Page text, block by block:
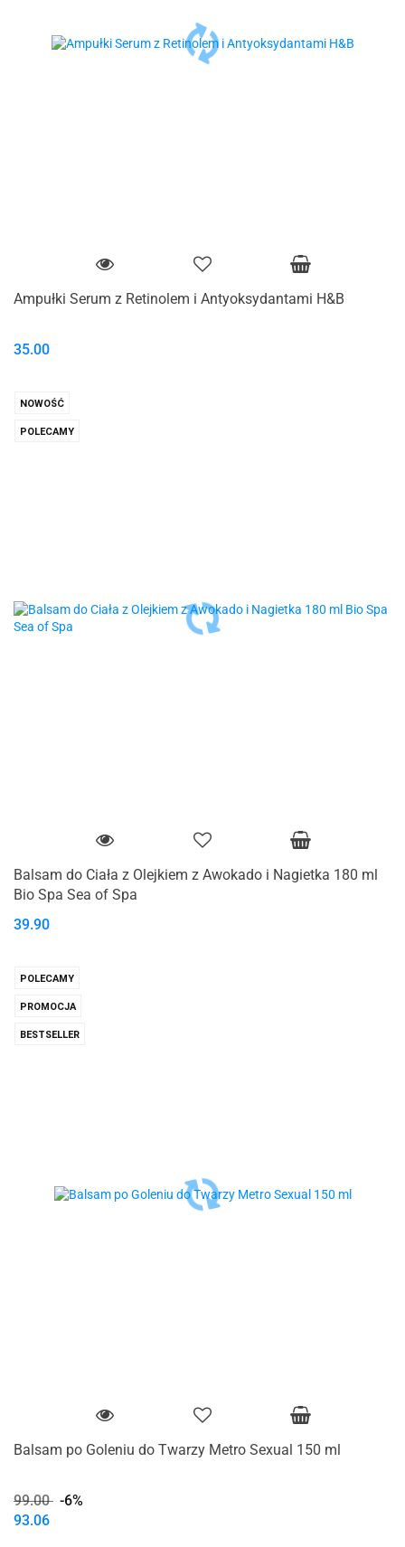
Ampułki Serum z Retinolem i Antyoksydantami H&B
35.00
NOWOŚĆ
POLECAMY
Balsam do Ciała z Olejkiem z Awokado i Nagietka 180 ml
Bio Spa Sea of Spa
39.90
POLECAMY
PROMOCJA
BESTSELLER
Balsam po Goleniu do Twarzy Metro Sexual 150 ml
99.00 -6%
93.06